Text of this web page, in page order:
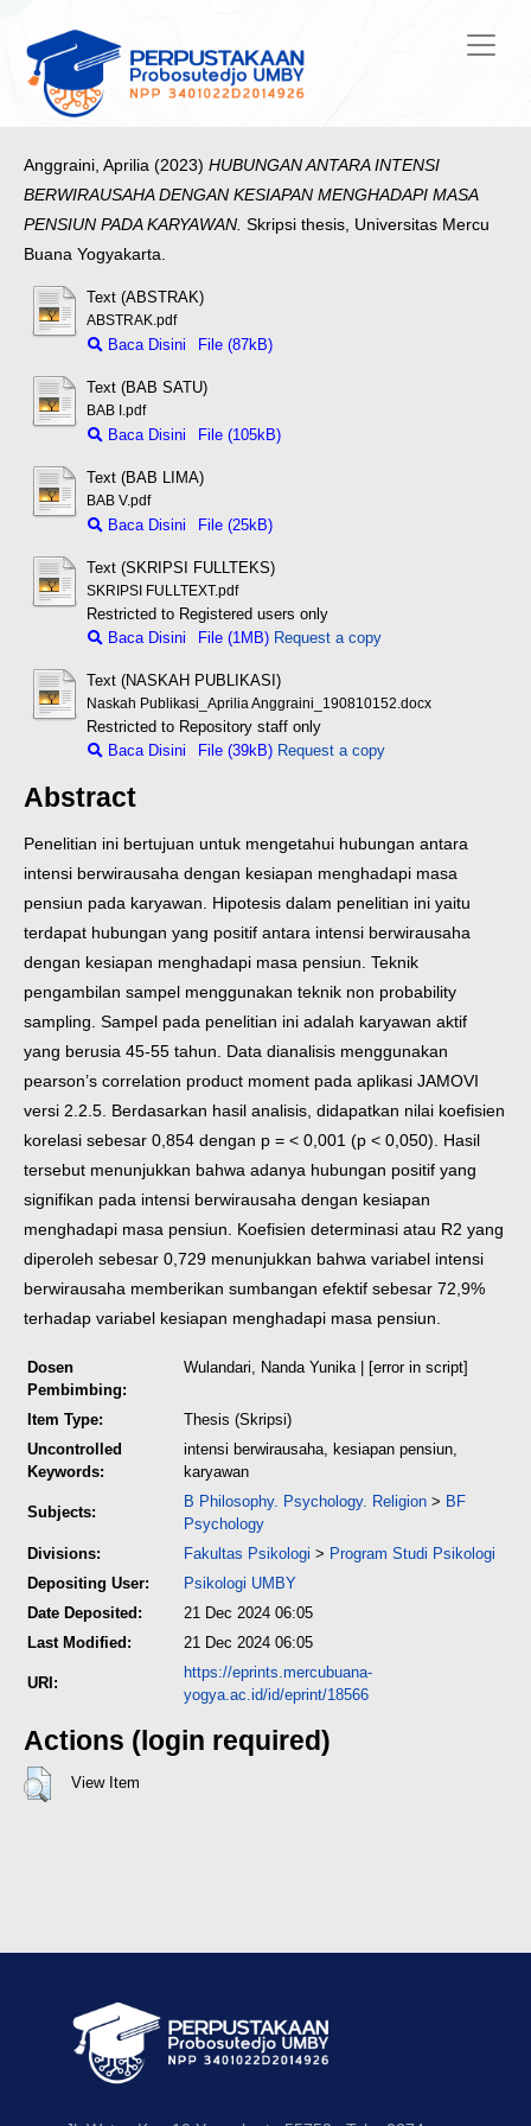
Anggraini, Aprilia (2023) HUBUNGAN ANTARA INTENSI
BERWIRAUSAHA DENGAN KESIAPAN MENGHADAPI MASA
PENSIUN PADA KARYAWAN. Skripsi thesis, Universitas Mercu
Buana Yogyakarta.
Text (ABSTRAK)
ABSTRAK.pdf
Baca Disini File (87kB)
Text (BAB SATU)
BAB I.pdf
Baca Disini File (105kB)
Text (BAB LIMA)
BAB V.pdf
Baca Disini File (25kB)
Text (SKRIPSI FULLTEKS)
SKRIPSI FULLTEXT.pdf
Restricted to Registered users only
Baca Disini
File (1MB) Request a copy
Text (NASKAH PUBLIKASI)
Naskah Publikasi_Aprilia Anggraini_190810152.docx
Restricted to Repository staff only
Baca Disini
File (39kB) Request a copy
Abstract
Penelitian ini bertujuan untuk mengetahui hubungan antara
intensi berwirausaha dengan kesiapan menghadapi masa
pensiun pada karyawan. Hipotesis dalam penelitian ini yaitu
terdapat hubungan yang positif antara intensi berwirausaha
dengan kesiapan menghadapi masa pensiun. Teknik
pengambilan sampel menggunakan teknik non probability
sampling. Sampel pada penelitian ini adalah karyawan aktif
yang berusia 45-55 tahun. Data dianalisis menggunakan
pearson’s correlation product moment pada aplikasi JAMOVI
versi 2.2.5. Berdasarkan hasil analisis, didapatkan nilai koefisien
korelasi sebesar 0,854 dengan p = < 0,001 (p < 0,050). Hasil
tersebut menunjukkan bahwa adanya hubungan positif yang
signifikan pada intensi berwirausaha dengan kesiapan
menghadapi masa pensiun. Koefisien determinasi atau R2 yang
diperoleh sebesar 0,729 menunjukkan bahwa variabel intensi
berwirausaha memberikan sumbangan efektif sebesar 72,9%
terhadap variabel kesiapan menghadapi masa pensiun.
Dosen
Pembimbing:
Wulandari, Nanda Yunika| [error in script]
Item Type:
Thesis (Skripsi)
Uncontrolled
Keywords:
intensi berwirausaha, kesiapan pensiun,
karyawan
Subjects:
B Philosophy. Psychology. Religion > BF
Psychology
Divisions:
Fakultas Psikologi > Program Studi Psikologi
Depositing User:
Psikologi UMBY
Date Deposited:
21 Dec 2024 06:05
Last Modified:
21 Dec 2024 06:05
URI:
https://eprints.mercubuana-
yogya.ac.id/id/eprint/18566
Actions (login required)
View Item